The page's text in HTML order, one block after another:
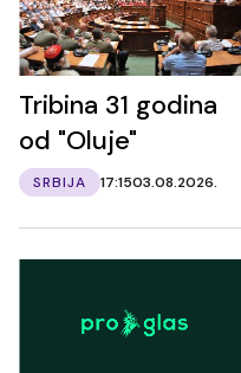
Tribina 31 godina
od "Oluje"
SRBIJA 17:1503.08.2026.